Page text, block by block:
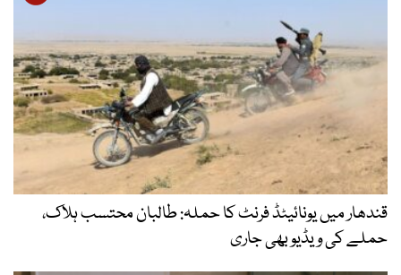
قندھار میں یونائیٹڈ فرنٹ کا حملہ: طالبان محتسب ہلاک،
حملے کی ویڈیو بھی جاری